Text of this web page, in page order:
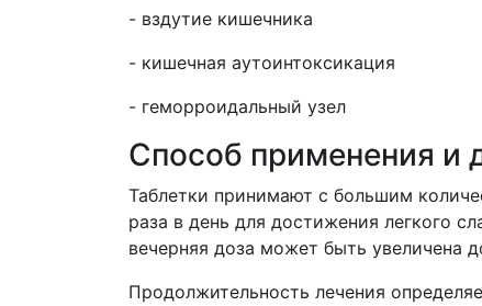
- вздутие кишечника
- кишечная аутоинтоксикация
- геморроидальный узел
Способ применения и
Таблетки принимают с большим
раза в день для достижения легкого
вечерняя доза может быть увеличена
Продолжительность лечения